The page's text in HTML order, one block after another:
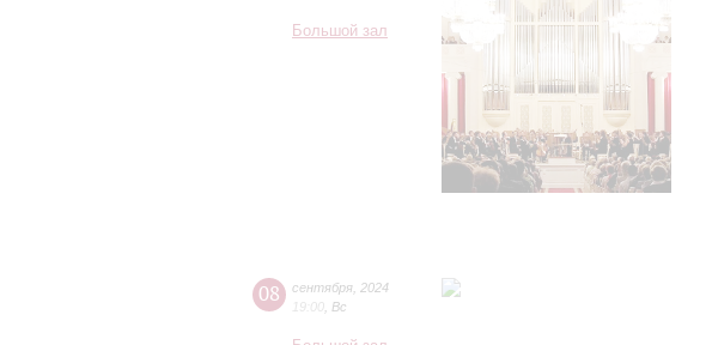
Большой зал
08 сентября 2024
19:00 Вс